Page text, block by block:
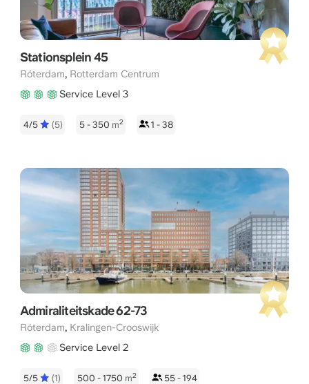
Stationsplein 45
Róterdam, Rotterdam Centrum
Service Level 3
4/5 (5) 5 - 350 m2 1 - 38
Admiraliteitskade 62-73
Róterdam, Kralingen-Crooswijk
Service Level 2
5/5 (1) 500 - 1750 m2 55 - 194